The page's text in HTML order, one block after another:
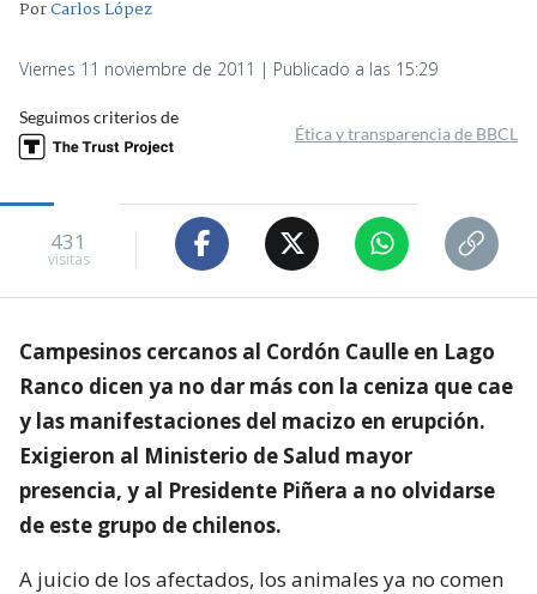
PorCarlos López
Viernes 11 noviembre de 2011 | Publicado a las 15:29
Seguimos criterios de
Ética y transparencia de BBCL
431
visitas
Campesinos cercanos al Cordón Caulle en Lago
Ranco dicen ya no dar más con la ceniza que cae
y las manifestaciones del macizo en erupción.
Exigieron al Ministerio de Salud mayor
presencia, y al Presidente Piñera a no olvidarse
de este grupo de chilenos.
A juicio de los afectados, los animales ya no comen